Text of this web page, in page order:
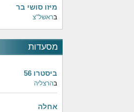
מיזו סושי בר
בראשל"צ
מסעדות
ביסטרו 56
בהרצליה
אחלה